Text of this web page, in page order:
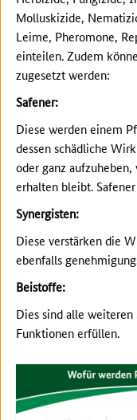
Molluskizide,
Leime, Pheromone,
einteilen. Zudem
zugesetzt werden:
Safener:
Diese werden einem
dessen schädliche
oder ganz
erhalten bleibt.
Synergisten:
Diese verstärken die
ebenfalls
Beistoffe:
Dies sind alle
Funktionen erfüllen.